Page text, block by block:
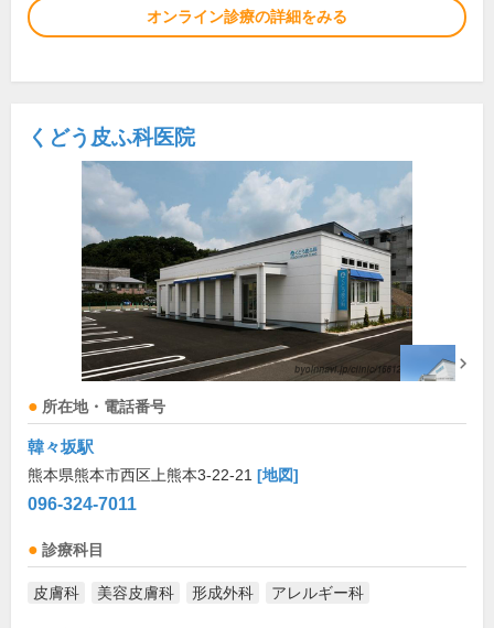
オンライン診療の詳細をみる
くどう皮ふ科医院
所在地・電話番号
韓々坂駅
熊本県熊本市西区上熊本3-22-21 [地図]
096-324-7011
診療科目
皮膚科 美容皮膚科 形成外科 アレルギー科